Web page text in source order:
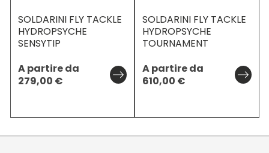
SOLDARINI FLY TACKLE
HYDROPSYCHE
SENSYTIP
A partire da
279,00 €
SOLDARINI FLY TACKLE
HYDROPSYCHE
TOURNAMENT
A partire da
610,00 €